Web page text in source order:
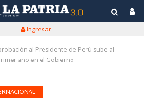
Ingresar
al Presidente de Perú sube al
año en el Gobierno